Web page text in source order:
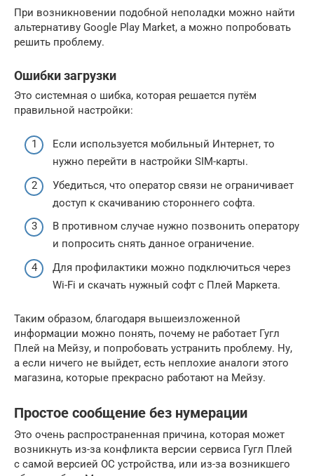
При возникновении подобной неполадки можно найти
альтернативу Google Play Market, а можно попробовать
решить проблему.
Ошибки загрузки
Это системная о шибка, которая решается путём
правильной настройки:
Если используется мобильный Интернет, то
нужно перейти в настройки SIM-карты.
Убедиться, что оператор связи не ограничивает
доступ к скачиванию стороннего софта.
В противном случае нужно позвонить оператору
и попросить снять данное ограничение.
Для профилактики можно подключиться через
Wi-Fi и скачать нужный софт с Плей Маркета.
Таким образом, благодаря вышеизложенной
информации можно понять, почему не работает Гугл
Плей на Мейзу, и попробовать устранить проблему. Ну,
а если ничего не выйдет, есть неплохие аналоги этого
магазина, которые прекрасно работают на Мейзу.
Простое сообщение без нумерации
Это очень распространенная причина, которая может
возникнуть из-за конфликта версии сервиса Гугл Плей
c самой версией ОС устройства, или из-за возникшего